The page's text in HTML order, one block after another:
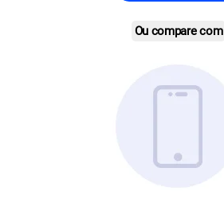
Ou compare com